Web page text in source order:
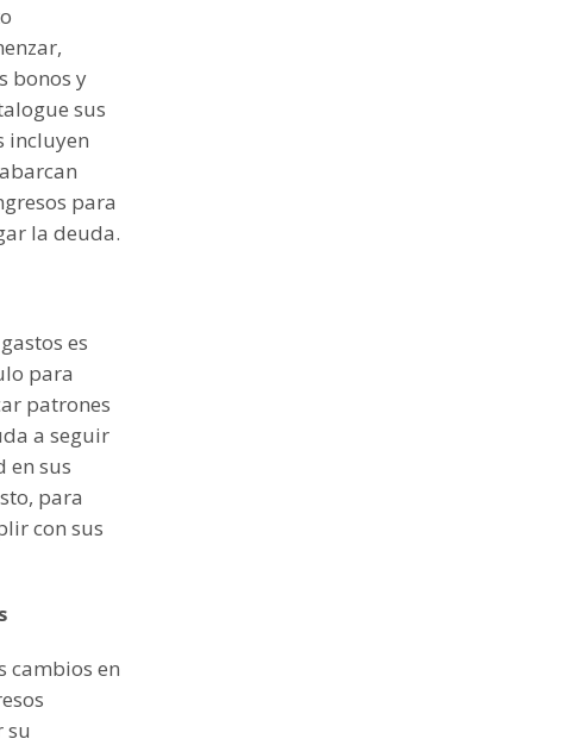
bonos y
sus
incluyen
para
la deuda.
es
para
patrones
a seguir
en sus
para
con sus
cambios en
su